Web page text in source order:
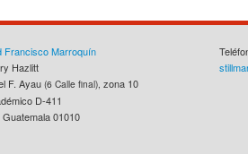
Francisco Marroquín
Hazlitt
F. Ayau (6 Calle final), zona 10
D-411
01010